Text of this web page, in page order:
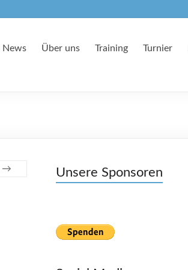
News Über uns Training Turnier
→ Unsere Sponsoren